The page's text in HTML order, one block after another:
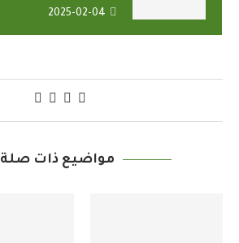
2025-02-04
مواضيع ذات صلة